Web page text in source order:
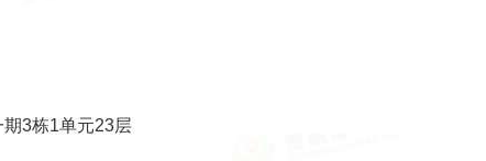
3栋1单元23层